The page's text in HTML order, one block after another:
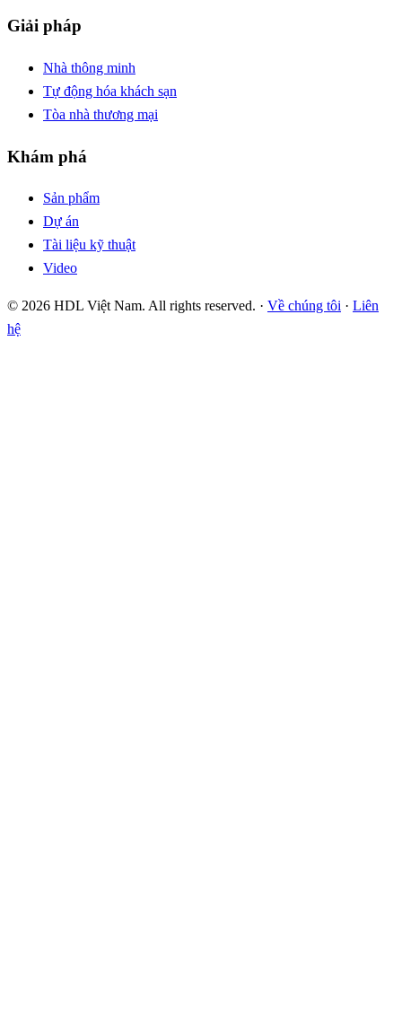
Giải pháp
Nhà thông minh
Tự động hóa khách sạn
Tòa nhà thương mại
Khám phá
Sản phẩm
Dự án
Tài liệu kỹ thuật
Video
© 2026 HDL Việt Nam. All rights reserved. · Về chúng tôi · Liên
hệ